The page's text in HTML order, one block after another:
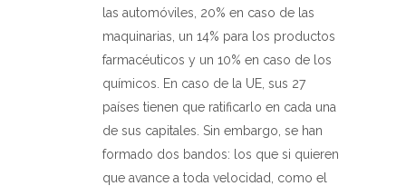
las automóvil es, 20% en caso de las
maquinarias, un 14% para los productos
farmacéuticos y un 10% en caso de los
químicos. En caso de la UE, sus 27
países tienen que ratificarlo en cada una
de sus capitales. Sin embargo, se han
formado dos bandos: los que si quieren
que avance a toda velocidad, como el